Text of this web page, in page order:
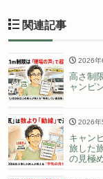
関連記事
2026年
高さ制
ャンピ
2026年
キャン
旅した
の見極